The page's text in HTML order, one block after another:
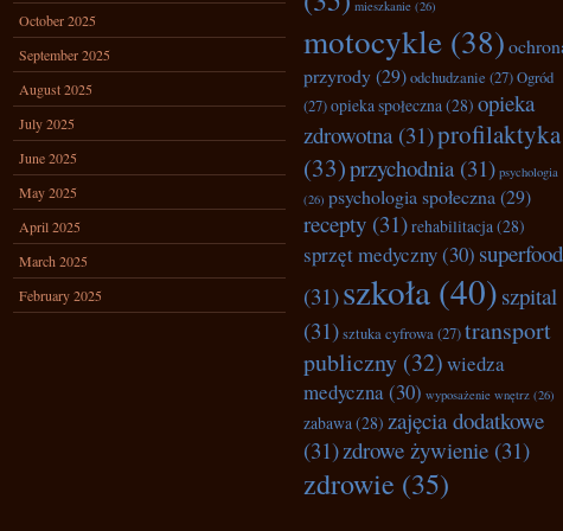
October 2025
September 2025
August 2025
July 2025
June 2025
May 2025
April 2025
March 2025
February 2025
mieszkanie (26)
motocykle (38)
przyrody(29)odchudzanie (27)Ogród
(27)opieka społeczna(28) opieka
zdrowotna(31)profilaktyka
(33)przychodnia(31) psychologia
(26) psychologia społeczna (29)
recepty (31)rehabilitacja(28)
sprzęt medyczny(30)
(31)szkoła (40) szpital
(31)sztuka cyfrowa(27)transport
publiczny (32)wiedza
medyczna(30) wyposażenie wnętrz (26)
zabawa(28) zajęcia dodatkowe
(31)zdrowe żywienie (31)
zdrowie (35)